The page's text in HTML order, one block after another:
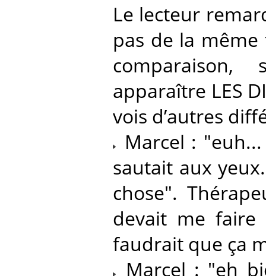
Le lecteur
pas de la
apparaître LES
vois d’autres
Marcel :
sautait aux
chose".
devait me faire
faudrait que ça
Marcel : "eh